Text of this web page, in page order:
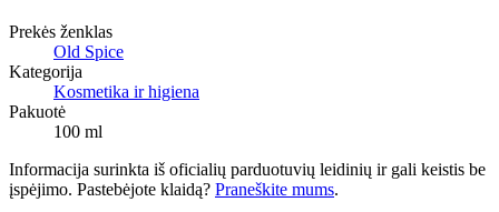
Prekės ženklas
Old Spice
Kategorija
Kosmetika ir higiena
Pakuotė
100 ml
Informacija surinkta iš oficialių parduotuvių leidinių ir gali keistis be
įspėjimo. Pastebėjote klaidą? Praneškite mums.